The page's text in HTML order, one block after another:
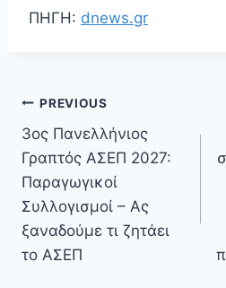
ΠΗΓΗ: dnews.gr
PREVIOUS
3ος Πανελλήνιος
Γραπτός ΑΣΕΠ 2027:
Παραγωγικοί
Συλλογισμοί – Ας
ξαναδούμε τι ζητάει
το ΑΣΕΠ